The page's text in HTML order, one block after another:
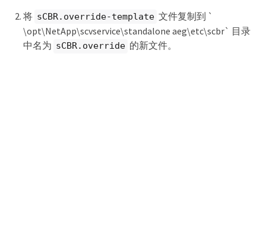
将 sCBR.override-template 文件复制到 `
\opt\NetApp\scvservice\standalone aeg\etc\scbr` 目录
中名为 sCBR.override 的新文件。